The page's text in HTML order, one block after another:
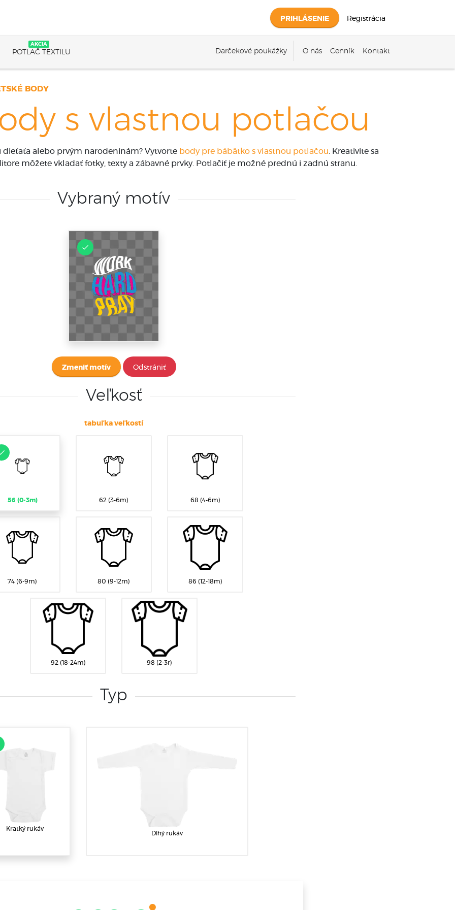
PRIHLÁSENIE Registrácia
POTLAČ TEXTILU
AKCIA
Darčekové poukážky O nás Cenník Kontakt
BODY
s vlastnou potlačou
alebo prvým narodeninám? Vytvorte body pre bábätko s vlastnou potlačou . Kreativite sa
môžete vkladať fotky, texty a zábavné prvky. Potlačiť je možné prednú i zadnú stranu.
Vybraný motív
Zmeniť motív Odstrániť
Veľkosť
tabuľka veľkostí
56 (0-3m) 62 (3-6m) 68 (4-6m)
74 (6-9m) 80 (9-12m) 86 (12-18m)
92 (18-24m) 98 (2-3r)
Typ
Kratký rukáv
Dlhý rukáv